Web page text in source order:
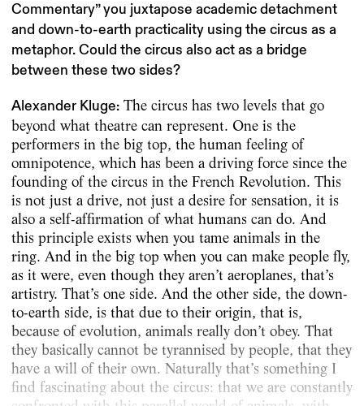
Commentary” you juxtapose academic detachment
and down-to-earth practicality using the circus as a
metaphor. Could the circus also act as a bridge
between these two sides?
Alexander Kluge:The circus has two levels that go
beyond what theatre can represent. One is the
performers in the big top, the human feeling of
omnipotence, which has been a driving force since the
founding of the circus in the French Revolution. This
is not just a drive, not just a desire for sensation, it is
also a self-affirmation of what humans can do. And
this principle exists when you tame animals in the
ring. And in the big top when you can make people fly,
as it were, even though they aren’t aeroplanes, that’s
artistry. That’s one side. And the other side, the down-
to-earth side, is that due to their origin, that is,
because of evolution, animals really don’t obey. That
they basically cannot be tyran­nised by people, that they
have a will of their own. ­Naturally that’s something I
find fascinating about the circus: that we are constantly